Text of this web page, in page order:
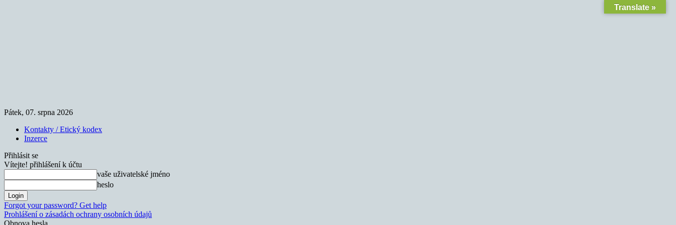
Pátek, 07. srpna 2026
Kontakty / Etický kodex
Inzerce
Přihlásit se
Vítejte! přihlášení k účtu
vaše uživatelské jméno
heslo
Forgot your password? Get help
Prohlášení o zásadách ochrany osobních údajů
Obnova hesla
Translate »